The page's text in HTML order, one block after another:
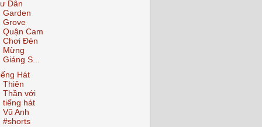
Dân
Garden
Grove
Quận Cam
Chơi Đèn
Mừng
Giáng S...
Hát
Thiên
Thần với
tiếng hát
Vũ Anh
#shorts